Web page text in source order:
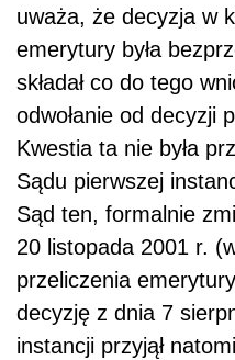
uważa, że decyzja w
emerytury była
składał co do tego
odwołanie od decyzji
Kwestia ta nie była
Sądu pierwszej
Sąd ten, formalnie
20 listopada 2001 r.
przeliczenia
decyzję z dnia 7
instancji przyjął